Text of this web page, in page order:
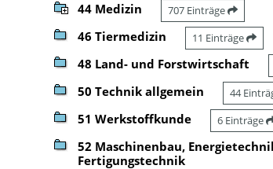
44 Medizin 707 Einträge
46 Tiermedizin 11 Einträge
48 Land- und Forstwirtschaft
50 Technik allgemein 44
51 Werkstoffkunde 6 Einträge
52 Maschinenbau,
Fertigungstechnik